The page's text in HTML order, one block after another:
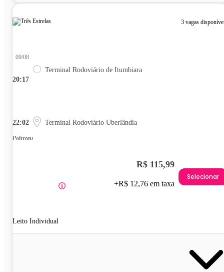
3 vagas
20:17
09/08
Terminal Rodoviário de Itumbiara
22:02 Terminal Rodoviário Uberlândia
Poltrona
Leito Individual
R$ 115,99
+R$ 12,76 em taxa
Selecionar